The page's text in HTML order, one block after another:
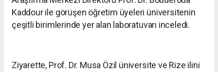
Kaddour ile görüşen öğretim üyeleri üniversitenin
çeşitli birimlerinde yer alan laboratuvarı inceledi.
Ziyarette, Prof. Dr. Musa Özil üniversite ve Rize ilini